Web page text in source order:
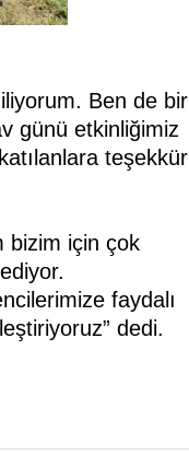
Ben de bir
günü etkinliğimiz
teşekkür
bizim için çok
faydalı
dedi.